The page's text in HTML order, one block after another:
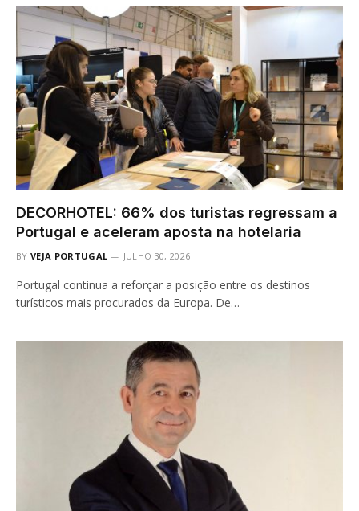
DECORHOTEL: 66% dos turistas regressam a
Portugal e aceleram aposta na hotelaria
BY VEJA PORTUGAL JULHO 30, 2026
Portugal continua a reforçar a posição entre os destinos
turísticos mais procurados da Europa. De…